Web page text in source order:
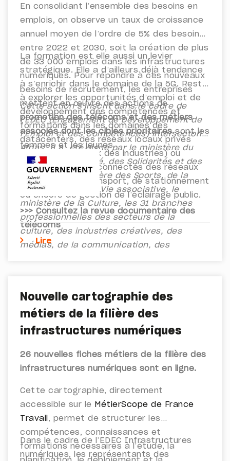
En consolidant l’ensemble des besoins en
emplois, on observe un taux de croissance
annuel moyen de l’ordre de 5% des besoins
entre 2022 et 2030, soit la création de plus
de 33 000 emplois dans les infrastructures
numériques. Pour répondre à ces nouveaux
besoins de recrutement, les entreprises
mettent en œuvre des actions de
promotion des télécoms et des métiers
associés dont les cibles prioritairessontles
femmes et les jeunes.
La formation est elle aussi un levier
stratégique. Elle a d’ailleurs déjà tendance
à s’enrichir dans le domaine de la 5G. Reste
à explorer les opportunités d’emploi et de
développement des compétences et
formations dans les domaines des
datacenters, des réseaux locaux privés
(par exemple, ceux des industries) ou
deséquipements connectés des réseaux
territoriaux de transport, de stationnement
ou encore de gestion de l’éclairage public.
Cette action s’inscrit dans le cadre de
l’EDEC (Engagement de Développement de
l’Emploi et des Compétences) intersectoriel
Afdas. Il a été signé par le ministère du
Travail, de la Santé, des Solidarités et des
Familles, le ministère des Sports, de la
Jeunesse et de la Vie associative, le
ministère de la Culture, les 31 branches
professionnelles des secteurs de la
culture, des industries créatives, des
médias, de la communication, des
d’accompagner les branches
professionnelles et répondre à leurs enjeux
de maintien et de développement des
salariés.
>>> Consultez la revue documentaire des
télécoms
Lire
Nouvelle cartographie des
métiers de la filière des
infrastructures numériques
26 nouvelles fiches métiers de la filière des
infrastructures numériques sont en ligne.
Cette cartographie, directement
accessible sur le
MétierScope de France
Travail , permet de structurer les
compétences, connaissances et
formations nécessaires à l’étude, la
Dans le cadre de l’EDEC Infrastructures
numériques, les représentants des